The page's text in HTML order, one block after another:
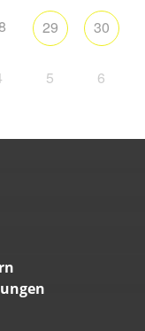
29 30
5 6